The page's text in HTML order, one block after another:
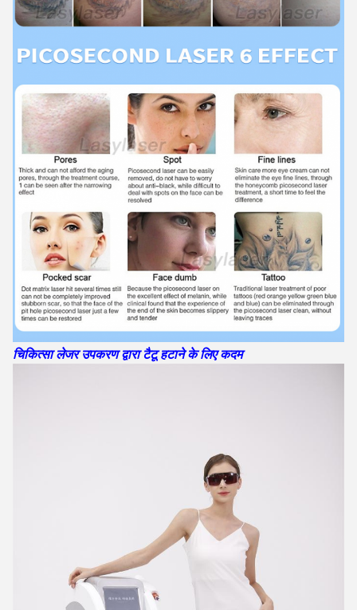
चिकित्सा लेजर उपकरण द्वारा टैटू हटाने के लिए कदम